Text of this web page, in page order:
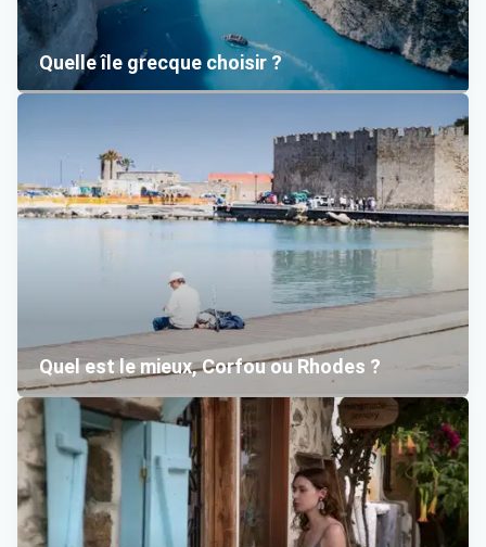
Quelle île grecque choisir ?
Quel est le mieux, Corfou ou Rhodes ?